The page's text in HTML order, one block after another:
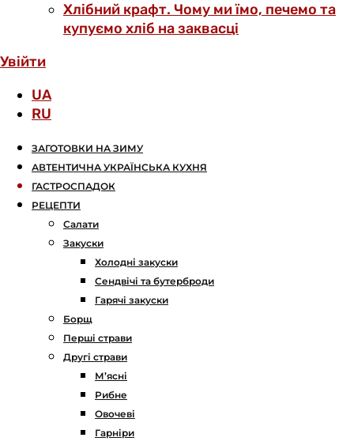
Хлібний крафт. Чому ми їмо, печемо та
купуємо хліб на заквасці
Увійти
UA
RU
ЗАГОТОВКИ НА ЗИМУ
АВТЕНТИЧНА УКРАЇНСЬКА КУХНЯ
ГАСТРОСПАДОК
РЕЦЕПТИ
Салати
Закуски
Холодні закуски
Сендвічі та бутерброди
Гарячі закуски
Борщ
Перші страви
Другі страви
М’ясні
Рибне
Овочеві
Гарніри